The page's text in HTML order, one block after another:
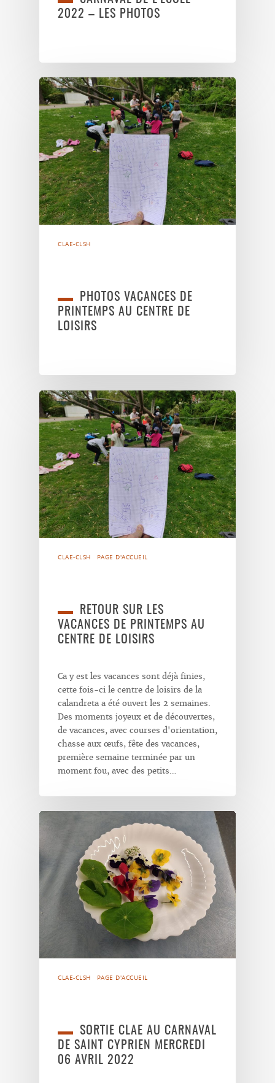
2022 – LES PHOTOS
CLAE-CLSH
PHOTOS VACANCES DE
PRINTEMPS AU CENTRE DE
LOISIRS
CLAE-CLSH PAGE D'ACCUEIL
RETOUR SUR LES
VACANCES DE PRINTEMPS AU
CENTRE DE LOISIRS
Ca y est les vacances sont déjà finies,
cette fois-ci le centre de loisirs de la
calandreta a été ouvert les 2 semaines.
Des moments joyeux et de découvertes,
de vacances, avec courses d'orientation,
chasse aux œufs, fête des vacances,
première semaine terminée par un
moment fou, avec des petits…
CLAE-CLSH PAGE D'ACCUEIL
SORTIE CLAE AU CARNAVAL
DE SAINT CYPRIEN MERCREDI
06 AVRIL 2022